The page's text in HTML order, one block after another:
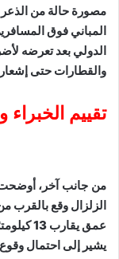
مصورة حالة من
المباني فوق
الدولي بعد تعرضه
والقطارات حتى
تقييم
من جانب آخر، أوضحت
الزلزال وقع بالقرب
عمق يقارب 13 كيلومترًا،
يشير إلى احتمال